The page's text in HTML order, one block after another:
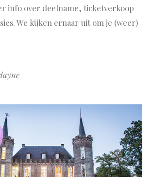
info over deelname, ticketverkoop
We kijken ernaar uit om je (weer)